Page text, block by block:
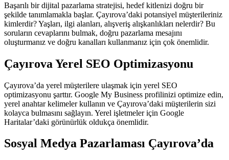
Başarılı bir dijital pazarlama stratejisi, hedef kitlenizi doğru bir
şekilde tanımlamakla başlar. Çayırova’daki potansiyel müşterileriniz
kimlerdir? Yaşları, ilgi alanları, alışveriş alışkanlıkları nelerdir? Bu
soruların cevaplarını bulmak, doğru pazarlama mesajını
oluşturmanız ve doğru kanalları kullanmanız için çok önemlidir.
Çayırova Yerel SEO Optimizasyonu
Çayırova’da yerel müşterilere ulaşmak için yerel SEO
optimizasyonu şarttır. Google My Business profilinizi optimize edin,
yerel anahtar kelimeler kullanın ve Çayırova’daki müşterilerin sizi
kolayca bulmasını sağlayın. Yerel işletmeler için Google
Haritalar’daki görünürlük oldukça önemlidir.
Sosyal Medya Pazarlaması Çayırova’da